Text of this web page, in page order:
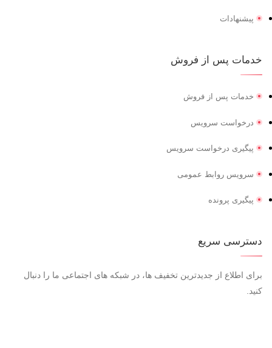
پیشنهادات
خدمات پس از فروش
خدمات پس از فروش
درخواست سرویس
پیگیری درخواست سرویس
سرویس روابط عمومی
پیگیری پرونده
دسترسی سریع
برای اطلاع از جدیدترین تخفیف ها، در شبکه های اجتماعی ما را دنبال
کنید.